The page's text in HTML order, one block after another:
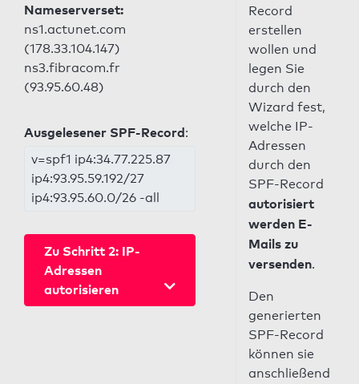
Nameserverset:
ns1.actunet.com
(178.33.104.147)
ns3.fibracom.fr
(93.95.60.48)
Ausgelesener SPF-Record:
v=spf1 ip4:34.77.225.87
ip4:93.95.59.192/27
ip4:93.95.60.0/26 -all
Zu Schritt 2: IP-
Adressen
autorisieren
Record
erstellen
wollen und
legen Sie
durch den
Wizard fest,
welche IP-
Adressen
durch den
SPF-Record
autorisiert
werden E-
Mails zu
versenden.
Den
generierten
SPF-Record
können sie
anschließend